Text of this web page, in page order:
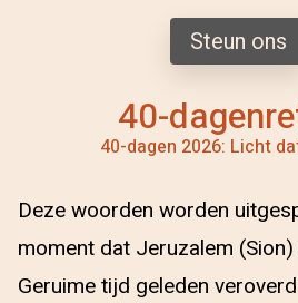
40-
40-dagen 2026: Licht
Steun ons
Deze woorden worden
moment dat Jeruzalem
Geruime tijd geleden